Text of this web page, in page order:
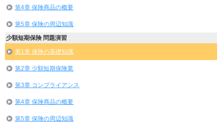
第4章 保険商品の概要
第5章 保険の周辺知識
少額短期保険 問題演習
第1章 保険の基礎知識
第2章 少額短期保険業
第3章 コンプライアンス
第4章 保険商品の概要
第5章 保険の周辺知識